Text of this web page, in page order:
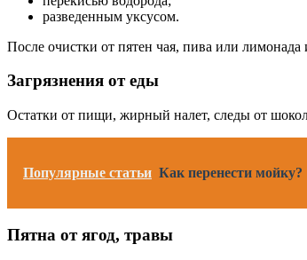
разведенным уксусом.
После очистки от пятен чая, пива или
Загрязнения от еды
Остатки от пищи, жирный налет, следы от
Популярные статьи Как перенести мойку?
Пятна от ягод, травы